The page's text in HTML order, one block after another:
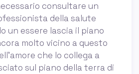
consultare un
della salute
un essere lascia il piano
molto vicino a questo
che lo collega a
sul piano della terra di